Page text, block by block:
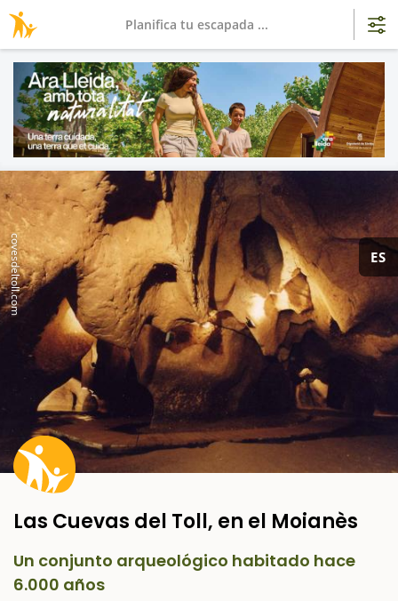
ES
Las Cuevas del Toll, en el Moianès
covesdeltoll.com
Un conjunto arqueológico habitado hace
6.000 años
Planifica tu escapada ...